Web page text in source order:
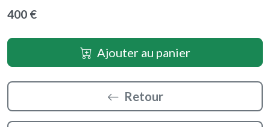
400 €
Ajouter au panier
Retour